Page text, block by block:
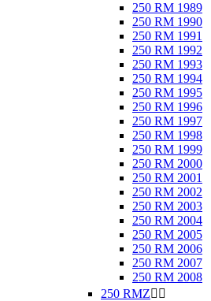
250 RM 1989
250 RM 1990
250 RM 1991
250 RM 1992
250 RM 1993
250 RM 1994
250 RM 1995
250 RM 1996
250 RM 1997
250 RM 1998
250 RM 1999
250 RM 2000
250 RM 2001
250 RM 2002
250 RM 2003
250 RM 2004
250 RM 2005
250 RM 2006
250 RM 2007
250 RM 2008
250 RMZ 